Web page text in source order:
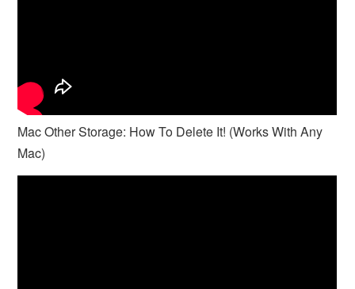
Mac Other Storage: How To Delete It! (Works With Any
Mac)